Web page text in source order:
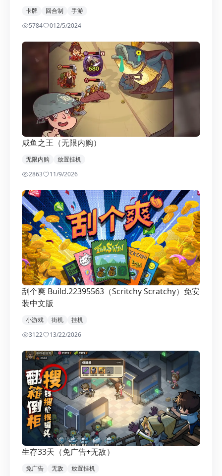
卡牌 回合制
手游
5784
012/5/2024
咸鱼之王（无限内购）
无限内购
放置挂机
2863
11/9/2026
刮个爽 Build.22395563（Scritchy Scratchy）免安
装中文版
小游戏 街机
挂机
3122
13/22/2026
生存33天（免广告+无敌）
免广告 无敌 放置挂机